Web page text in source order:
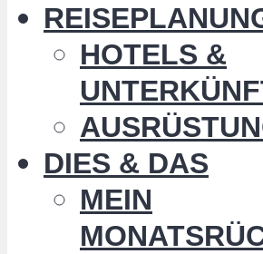
HOTELS &
DIES & DAS
MEIN